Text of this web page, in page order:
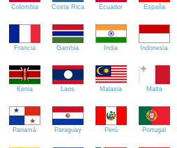
Colombia Costa Rica Ecuador España
Francia Gambia India Indonesia
Kenia Laos Malasia Malta
Panamá Paraguay Perú Portugal